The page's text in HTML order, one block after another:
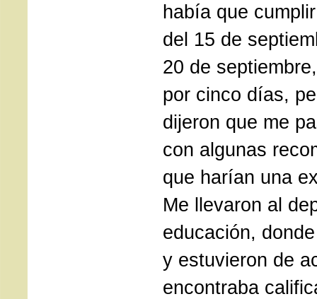
había que
del 15 de
20 de
por cinco días,
dijeron que me
con algunas
que harían una
Me llevaron al
educación,
y estuvieron de
encontraba